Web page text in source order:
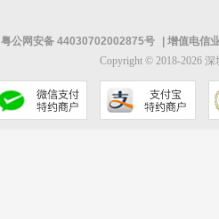
粤公网安备 44030702002875号
| 增值电信
Copyright © 2018-2026